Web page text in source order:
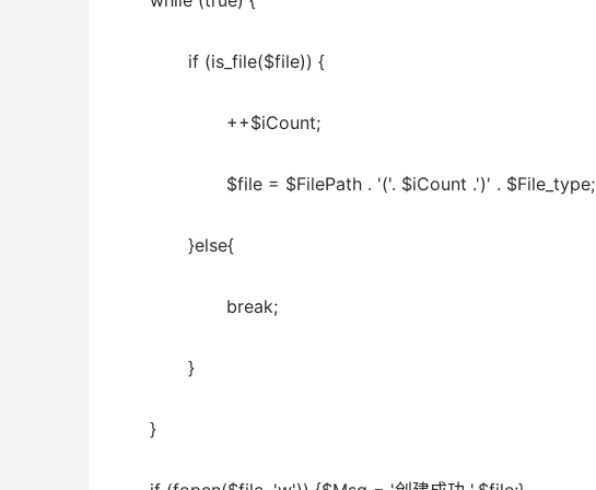
if (is_file($file)) {
++$iCount;
$file = $FilePath . '('. $iCount .')' . $File_type;
}else{
break;
}
}